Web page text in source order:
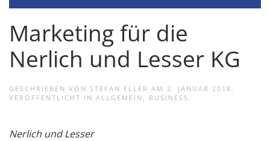
Marketing für die
Nerlich und Lesser KG
GESCHRIEBEN VON STEFAN ELLER AM 2. JANUAR 2018
VERÖFFENTLICHT IN ALLGEMEIN BUSINESS
Nerlich und Lesser